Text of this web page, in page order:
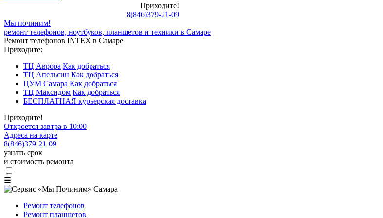
Приходите!
8(846)379-21-09
Мы починим!
ремонт телефонов, ноутбуков, планшетов и техники в Самаре
Ремонт телефонов INTEX в Самаре
Приходите:
ТЦ Аврора Как добраться
ТЦ Апельсин Как добраться
ЦУМ Самара Как добраться
ТЦ Максидом Как добраться
БЕСПЛАТНАЯ курьерская доставка
Приходите!
Откроется завтра в 10:00
Адреса на карте
8(846)379-21-09
узнать срок
и стоимость ремонта
☰
Ремонт телефонов
Ремонт планшетов